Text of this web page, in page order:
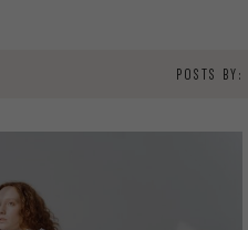
POSTS BY: